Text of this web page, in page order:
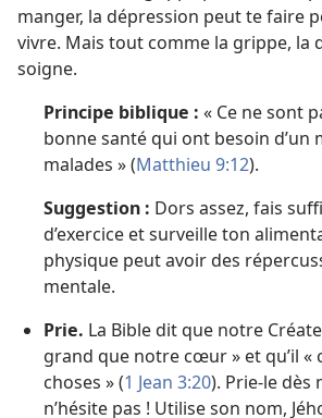
manger, la dépression peut te faire
vivre. Mais tout comme la grippe, la
soigne.
Principe biblique : « Ce ne sont
bonne santé qui ont besoin d’un
malades » (Matthieu 9:12).
Suggestion : Dors assez, fais
d’exercice et surveille ton
physique peut avoir des
mentale.
Prie. La Bible dit que notre
grand que notre cœur » et qu’il «
choses » (1 Jean 3:20). Prie-le dès
n’hésite pas ! Utilise son nom,